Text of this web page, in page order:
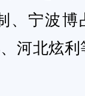
、宁波
河北炫利